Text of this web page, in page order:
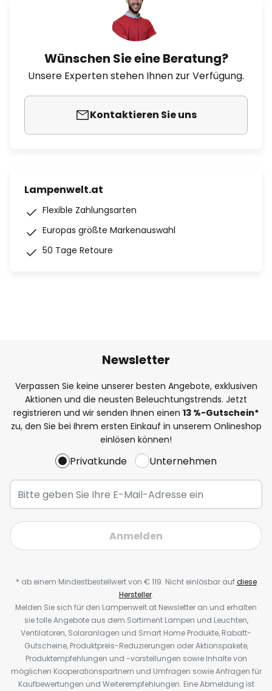
Wünschen Sie eine Beratung?
Unsere Experten stehen Ihnen zur Verfügung.
Kontaktieren Sie uns
Lampenwelt.at
Flexible Zahlungsarten
Europas größte Markenauswahl
50 Tage Retoure
Newsletter
Verpassen Sie keine unserer besten Angebote, exklusiven
Aktionen und die neusten Beleuchtungstrends. Jetzt
registrieren und wir senden Ihnen einen 13 %-Gutschein*
zu, den Sie bei Ihrem ersten Einkauf in unserem Onlineshop
einlösen können!
Privatkunde Unternehmen
Anmelden
* ab einem Mindestbestellwert von € 119. Nicht einlösbar aufdiese
Hersteller.
Melden Sie sich für den Lampenwelt.at Newsletter an und erhalten
sie tolle Angebote aus dem Sortiment Lampen und Leuchten,
Ventilatoren, Solaranlagen und Smart Home Produkte, Rabatt-
Gutscheine, Produktpreis-Reduzierungen oder Aktionspakete,
Produktempfehlungen und -vorstellungen sowie Inhalte von
möglichen Kooperationspartnern und Umfragen sowie Anfragen für
Kaufbewertungen und Weiterempfehlungen. Eine Abmeldung ist